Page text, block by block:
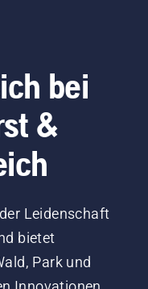
bei
&
Leidenschaft
bietet
Park und